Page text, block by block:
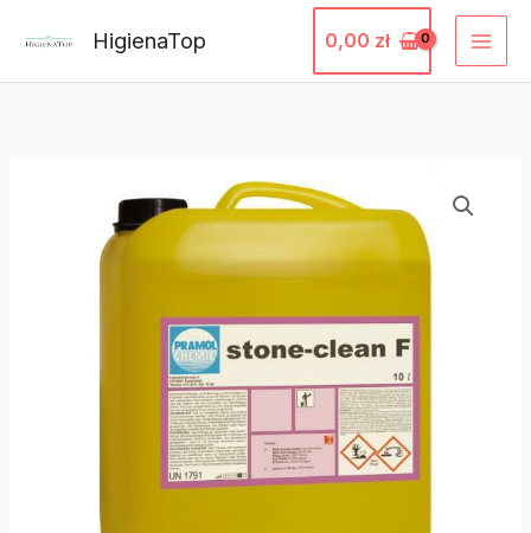
treści
HigienaTop 0,00 zł